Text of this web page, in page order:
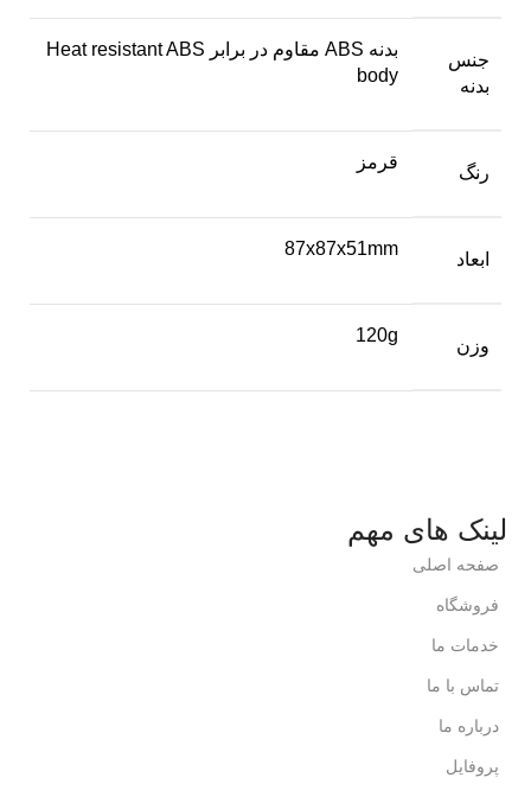
جنس
بدنه
بدنه ABS مقاوم در برابر Heat resistant ABS
body
رنگ
قرمز
ابعاد
87x87x51mm
وزن
120g
لینک های مهم
صفحه اصلی
فروشگاه
خدمات ما
تماس با ما
درباره ما
پروفایل